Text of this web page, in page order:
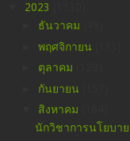
2023
ธันวาคม
พฤศจิกายน
ตุลาคม
กันยายน
สิงหาคม
นักวิชาการนโยบา